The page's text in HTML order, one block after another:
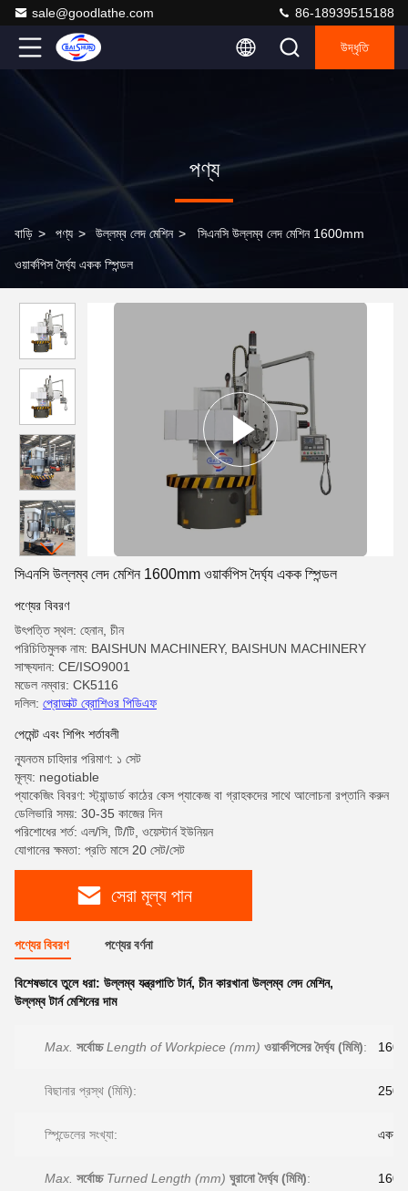
sale@goodlathe.com 86-18939515188
উদ্ধৃতি
পণ্য
বাড়ি > পণ্য > উল্লম্ব লেদ মেশিন > সিএনসি উল্লম্ব লেদ মেশিন 1600mm
ওয়ার্কপিস দৈর্ঘ্য একক স্পিন্ডল
সিএনসি উল্লম্ব লেদ মেশিন 1600mm ওয়ার্কপিস দৈর্ঘ্য একক স্পিন্ডল
পণ্যের বিবরণ
উৎপত্তি স্থল: হেনান, চীন
পরিচিতিমুলক নাম: BAISHUN MACHINERY, BAISHUN MACHINERY
সাক্ষ্যদান: CE/ISO9001
মডেল নম্বার: CK5116
দলিল: প্রোডাক্ট ব্রোশিওর পিডিএফ
পেমেন্ট এবং শিপিং শর্তাবলী
ন্যূনতম চাহিদার পরিমাণ: ১ সেট
মূল্য: negotiable
প্যাকেজিং বিবরণ: স্ট্যান্ডার্ড কাঠের কেস প্যাকেজ বা গ্রাহকদের সাথে আলোচনা রপ্তানি করুন
ডেলিভারি সময়: 30-35 কাজের দিন
পরিশোধের শর্ত: এল/সি, টি/টি, ওয়েস্টার্ন ইউনিয়ন
যোগানের ক্ষমতা: প্রতি মাসে 20 সেট/সেট
সেরা মূল্য পান
পণ্যের বিবরণ পণ্যের বর্ণনা
বিশেষভাবে তুলে ধরা: উল্লম্ব যন্ত্রপাতি টার্ন, চীন কারখানা উল্লম্ব লেদ মেশিন,
উল্লম্ব টার্ন মেশিনের দাম
Max. সর্বোচ্চ Length of Workpiece (mm) ওয়ার্কপিসের দৈর্ঘ্য (মিমি): 1600
বিছানার প্রস্থ (মিমি): 250
স্পিন্ডেলের সংখ্যা: একক
Max. সর্বোচ্চ Turned Length (mm) ঘুরানো দৈর্ঘ্য (মিমি): 1600